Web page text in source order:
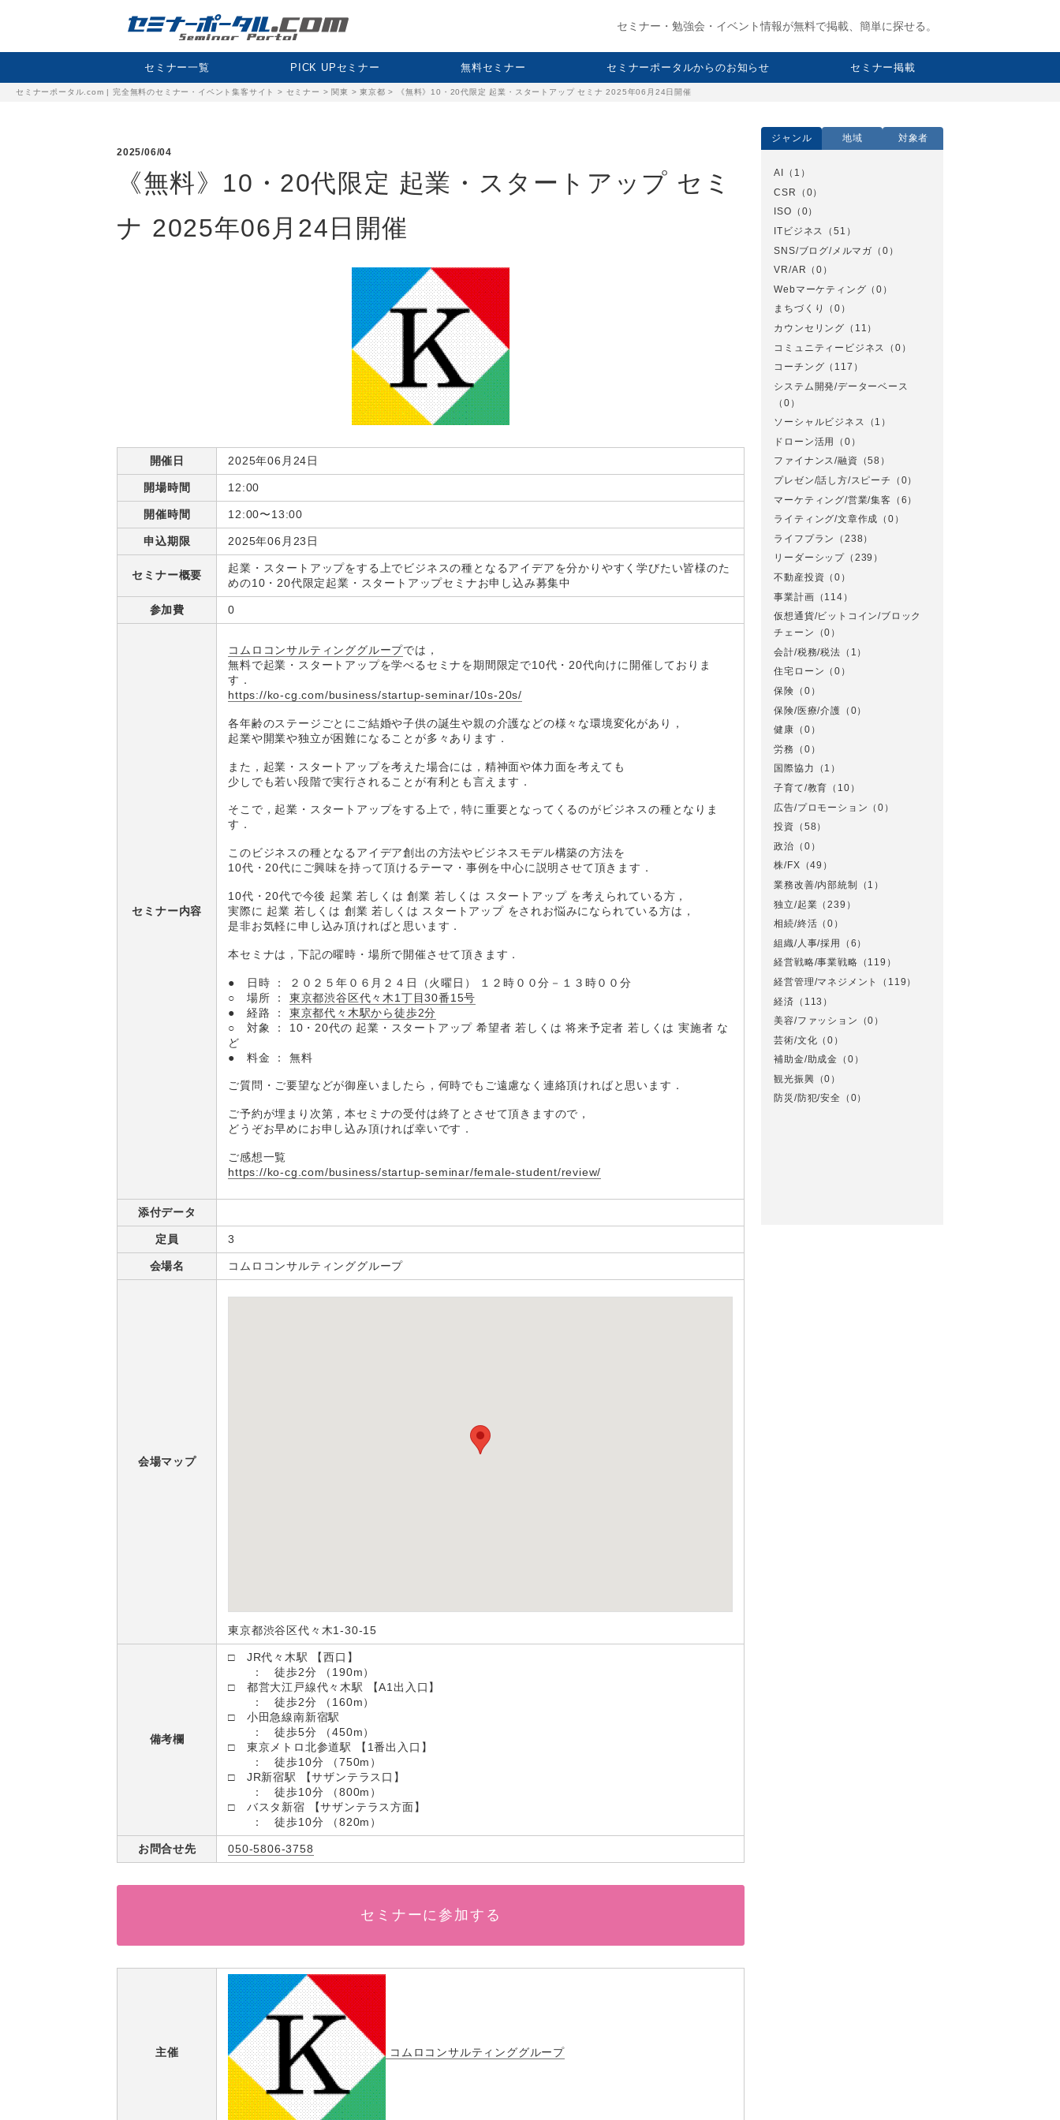
セミナー・勉強会・イベント情報が無料で掲載、簡単に探せる。
セミナー一覧 PICK UPセミナー 無料セミナー セミナーポータルからのお知らせ セミナー掲載
セミナーポータル.com | 完全無料のセミナー・イベント集客サイト > セミナー > 関東 >東京都 > 《無料》10・20代限定 起業・スタートアップ セミナ 2025年06月24日開催
2025/06/04
《無料》10・20代限定 起業・スタートアップ セミ
ナ 2025年06月24日開催
開催日 2025年06月24日
開場時間 12:00
開催時間 12:00〜13:00
申込期限 2025年06月23日
セミナー概要
起業・スタートアップをする上でビジネスの種となるアイデアを分かりやすく学びたい皆様のた
めの10・20代限定起業・スタートアップセミナお申し込み募集中
参加費 0
セミナー内容
コムロコンサルティンググループでは，
無料で起業・スタートアップを学べるセミナを期間限定で10代・20代向けに開催しておりま
す．
https://ko-cg.com/business/startup-seminar/10s-20s/
各年齢のステージごとにご結婚や子供の誕生や親の介護などの様々な環境変化があり，
起業や開業や独立が困難になることが多々あります．
また，起業・スタートアップを考えた場合には，精神面や体力面を考えても
少しでも若い段階で実行されることが有利とも言えます．
そこで，起業・スタートアップをする上で，特に重要となってくるのがビジネスの種となりま
す．
このビジネスの種となるアイデア創出の方法やビジネスモデル構築の方法を
10代・20代にご興味を持って頂けるテーマ・事例を中心に説明させて頂きます．
10代・20代で今後 起業 若しくは 創業 若しくは スタートアップ を考えられている方，
実際に 起業 若しくは 創業 若しくは スタートアップ をされお悩みになられている方は，
是非お気軽に申し込み頂ければと思います．
本セミナは，下記の曜時・場所で開催させて頂きます．
● 日時 ： ２０２５年０６月２４日（火曜日） １２時００分－１３時００分
○ 場所 ： 東京都渋谷区代々木1丁目30番15号
● 経路 ： 東京都代々木駅から徒歩2分
○ 対象 ： 10・20代の 起業・スタートアップ 希望者 若しくは 将来予定者 若しくは 実施者 な
ど
● 料金 ： 無料
ご質問・ご要望などが御座いましたら，何時でもご遠慮なく連絡頂ければと思います．
ご予約が埋まり次第，本セミナの受付は終了とさせて頂きますので，
どうぞお早めにお申し込み頂ければ幸いです．
ご感想一覧
https://ko-cg.com/business/startup-seminar/female-student/review/
添付データ
定員 3
会場名 コムロコンサルティンググループ
会場マップ
東京都渋谷区代々木1-30-15
備考欄
□ JR代々木駅 【西口】
： 徒歩2分 （190m）
□ 都営大江戸線代々木駅 【A1出入口】
： 徒歩2分 （160m）
□ 小田急線南新宿駅
： 徒歩5分 （450m）
□ 東京メトロ北参道駅 【1番出入口】
： 徒歩10分 （750m）
□ JR新宿駅 【サザンテラス口】
： 徒歩10分 （800m）
□ バスタ新宿 【サザンテラス方面】
： 徒歩10分 （820m）
お問合せ先 050-5806-3758
セミナーに参加する
主催 コムロコンサルティンググループ
ジャンル 地域 対象者
AI
（1）
CSR
（0）
ISO （0）
ITビジネス
（51）
SNS/ブログ/メルマガ （0）
VR/AR （0）
Webマーケティング （0）
まちづくり
（0）
カウンセリング （11）
コミュニティービジネス
（0）
コーチング （117）
システム開発/データーベース
（0）
ソーシャルビジネス
（1）
ドローン活用
（0）
ファイナンス/融資 （58）
プレゼン/話し方/スピーチ
（0）
マーケティング/営業/集客 （6）
ライティング/文章作成 （0）
ライフプラン
（238）
リーダーシップ （239）
不動産投資 （0）
事業計画 （114）
仮想通貨/ビットコイン/ブロック
チェーン
（0）
会計/税務/税法 （1）
住宅ローン （0）
保険 （0）
保険/医療/介護 （0）
健康 （0）
労務
（0）
国際協力
（1）
子育て/教育 （10）
広告/プロモーション （0）
投資 （58）
政治 （0）
株/FX （49）
業務改善/内部統制
（1）
独立/起業 （239）
相続/終活 （0）
組織/人事/採用
（6）
経営戦略/事業戦略 （119）
経営管理/マネジメント
（119）
経済 （113）
美容/ファッション
（0）
芸術/文化 （0）
補助金/助成金 （0）
観光振興 （0）
防災/防犯/安全
（0）